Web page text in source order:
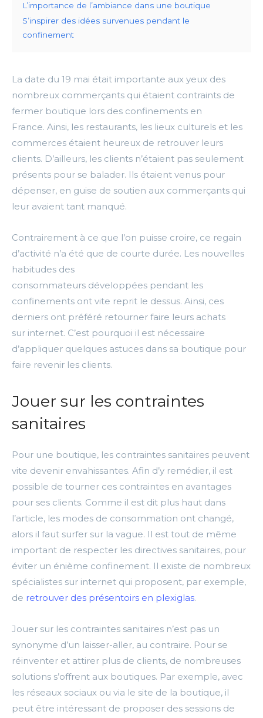
L’importance de l’ambiance dans une boutique
S’inspirer des idées survenues pendant le
confinement
La date du 19 mai était importante aux yeux des
nombreux commerçants qui étaient contraints de
fermer boutique lors des confinements en
France. Ainsi, les restaurants, les lieux culturels et les
commerces étaient heureux de retrouver leurs
clients. D’ailleurs, les clients n’étaient pas seulement
présents pour se balader. Ils étaient venus pour
dépenser, en guise de soutien aux commerçants qui
leur avaient tant manqué.
Contrairement à ce que l’on puisse croire, ce regain
d’activité n’a été que de courte durée. Les nouvelles
habitudes des
consommateurs développées pendant les
confinements ont vite reprit le dessus. Ainsi, ces
derniers ont préféré retourner faire leurs achats
sur internet. C’est pourquoi il est nécessaire
d’appliquer quelques astuces dans sa boutique pour
faire revenir les clients.
Jouer sur les contraintes
sanitaires
Pour une boutique, les contraintes sanitaires peuvent
vite devenir envahissantes. Afin d’y remédier, il est
possible de tourner ces contraintes en avantages
pour ses clients. Comme il est dit plus haut dans
l’article, les modes de consommation ont changé,
alors il faut surfer sur la vague. Il est tout de même
important de respecter les directives sanitaires, pour
éviter un énième confinement. Il existe de nombreux
spécialistes sur internet qui proposent, par exemple,
de retrouver des présentoirs en plexiglas.
Jouer sur les contraintes sanitaires n’est pas un
synonyme d’un laisser-aller, au contraire. Pour se
réinventer et attirer plus de clients, de nombreuses
solutions s’offrent aux boutiques. Par exemple, avec
les réseaux sociaux ou via le site de la boutique, il
peut être intéressant de proposer des sessions de